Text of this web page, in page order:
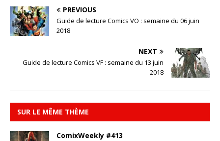
PREVIOUS
Guide de lecture Comics VO : semaine du 06 juin
2018
NEXT
Guide de lecture Comics VF : semaine du 13 juin
2018
SUR LE MÊME THÈME
ComixWeekly #413